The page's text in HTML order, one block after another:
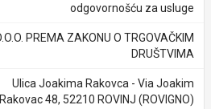
odgovornošću za usluge
PREMA ZAKONU O TRGOVAČKIM
DRUŠTVIMA
Ulica Joakima Rakovca - Via Joakim
Rakovac 48, 52210 ROVINJ (ROVIGNO)